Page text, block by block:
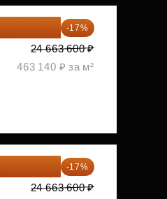
-17%
24 663 600 ₽
463 140 ₽ за м²
-17%
24 663 600 ₽